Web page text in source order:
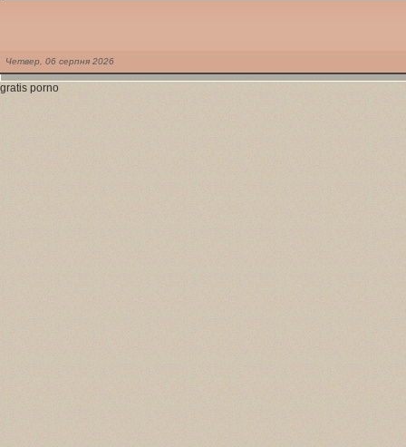
Четвер, 06 серпня 2026
gratis porno